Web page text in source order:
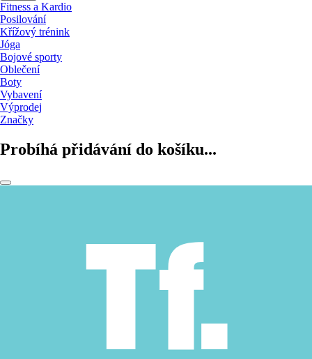
Fitness a Kardio
Posilování
Křížový trénink
Jóga
Bojové sporty
Oblečení
Boty
Vybavení
Výprodej
Značky
Probíhá přidávání do košíku...